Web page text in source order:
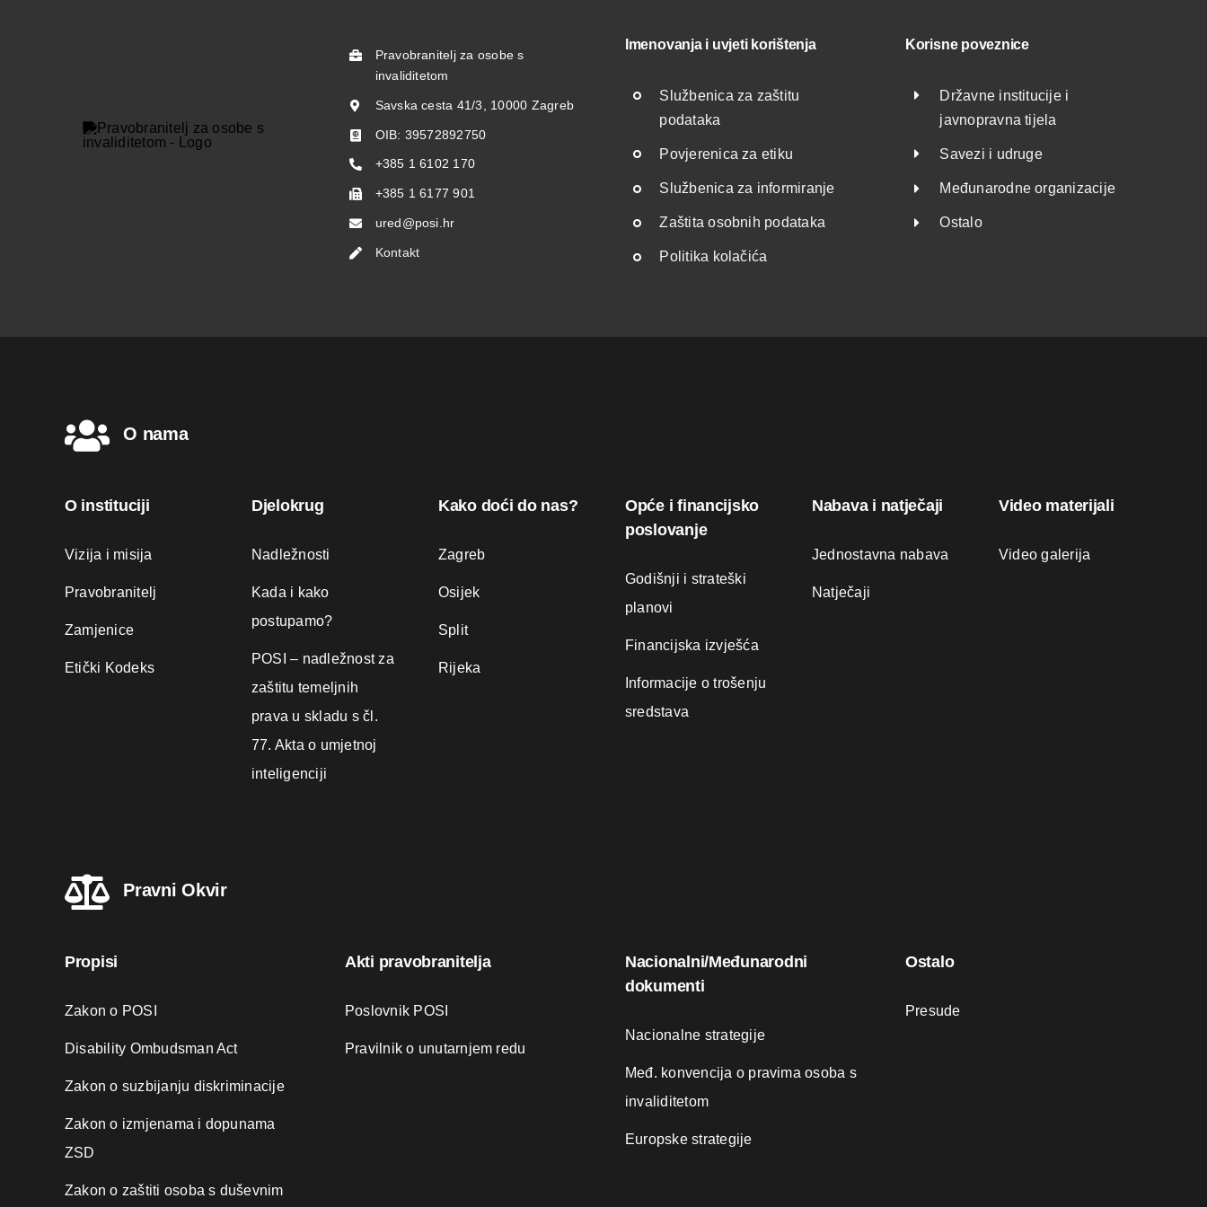
Pravobranitelj za osobe s
invaliditetom
Savska cesta 41/3, 10000 Zagreb
OIB: 39572892750
+385 1 6102 170
+385 1 6177 901
ured@posi.hr
Kontakt
Imenovanja i uvjeti korištenja
Službenica za zaštitu
podataka
Povjerenica za etiku
Službenica za informiranje
Zaštita osobnih podataka
Politika kolačića
Korisne poveznice
Državne institucije i
javnopravna tijela
Savezi i udruge
Međunarodne organizacije
Ostalo
O nama
O instituciji
Vizija i misija
Pravobranitelj
Zamjenice
Etički Kodeks
Djelokrug
Nadležnosti
Kada i kako
postupamo?
POSI – nadležnost za
zaštitu temeljnih
prava u skladu s čl.
77. Akta o umjetnoj
inteligenciji
Kako doći do nas?
Zagreb
Osijek
Split
Rijeka
Opće i financijsko
poslovanje
Godišnji i strateški
planovi
Financijska izvješća
Informacije o trošenju
sredstava
Nabava i natječaji
Jednostavna nabava
Natječaji
Video materijali
Video galerija
Pravni Okvir
Propisi
Zakon o POSI
Disability Ombudsman Act
Zakon o suzbijanju diskriminacije
Zakon o izmjenama i dopunama
ZSD
Zakon o zaštiti osoba s duševnim
Akti pravobranitelja
Poslovnik POSI
Pravilnik o unutarnjem redu
Nacionalni/Međunarodni
dokumenti
Nacionalne strategije
Međ. konvencija o pravima osoba s
invaliditetom
Europske strategije
Ostalo
Presude